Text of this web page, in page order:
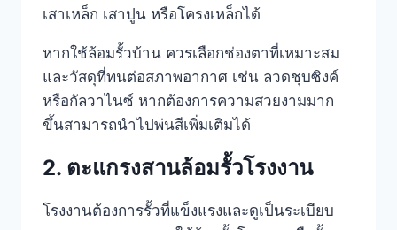
เสาเหล็ก เสาปูน หรือโครงเหล็กได้
หากใช้ล้อมรั้วบ้าน ควรเลือกช่องตาที่เหมาะสม
และวัสดุที่ทนต่อสภาพอากาศ เช่น ลวดชุบซิงค์
หรือกัลวาไนซ์ หากต้องการความสวยงามมาก
ขึ้นสามารถนำไปพ่นสีเพิ่มเติมได้
2. ตะแกรงสานล้อมรั้วโรงงาน
โรงงานต้องการรั้วที่แข็งแรงและดูเป็นระเบียบ